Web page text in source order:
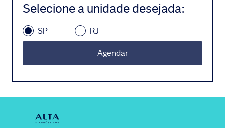
Selecione a unidade desejada:
SP RJ
Agendar